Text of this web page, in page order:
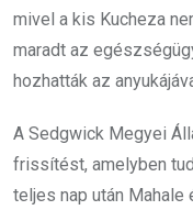
mivel a kis Kucheza
maradt az
hozhatták az
A Sedgwick Megyei
frissítést, amelyben
teljes nap után Mahale